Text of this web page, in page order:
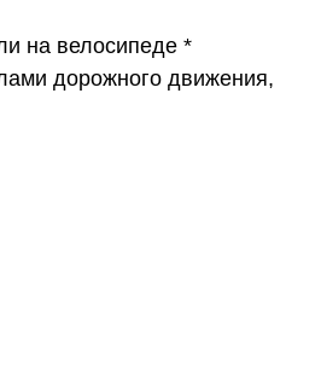
на велосипеде *
дорожного движения,